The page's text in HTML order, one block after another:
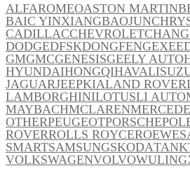
ALFAROMEOASTON MARTIN
BAIC YINXIANGBAOJUN
CADILLACCHEVROLET
DODGEDFSKDONGFENG
GMGMCGENESISGEELY AUTO
HYUNDAIHONGQIHAVAL
JAGUARJEEPKIALAND ROVER
LAMBORGHINILOTUSLI AUTO
MAYBACHMCLAREN
OTHERPEUGEOTPORSCHE
ROVERROLLS ROYCEROEWE
SMARTSAMSUNGSKODATANK
VOLKSWAGENVOLVOWULING